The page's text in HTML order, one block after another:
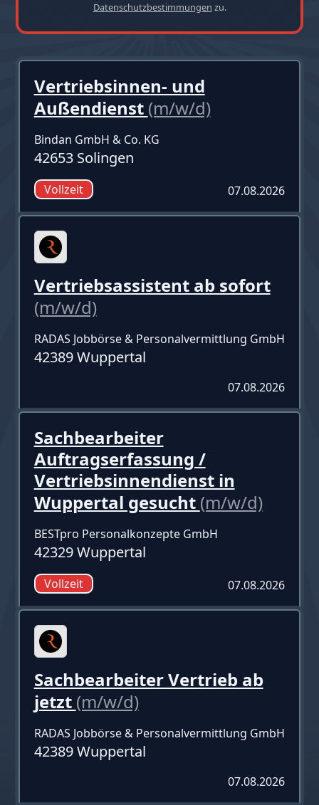
Datenschutzbestimmungen zu.
Vertriebsinnen- und
Außendienst (m/w/d)
Bindan GmbH & Co. KG
42653 Solingen
Vollzeit 07.08.2026
Vertriebsassistent ab sofort
(m/w/d)
RADAS Jobbörse & Personalvermittlung GmbH
42389 Wuppertal
07.08.2026
Sachbearbeiter
Auftragserfassung /
Vertriebsinnendienst in
Wuppertal gesucht (m/w/d)
BESTpro Personalkonzepte GmbH
42329 Wuppertal
Vollzeit 07.08.2026
Sachbearbeiter Vertrieb ab
jetzt (m/w/d)
RADAS Jobbörse & Personalvermittlung GmbH
42389 Wuppertal
07.08.2026